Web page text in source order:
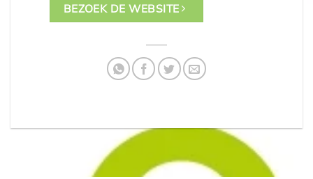
BEZOEK DE WEBSITE